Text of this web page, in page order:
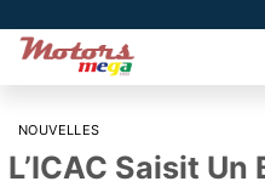
NOUVELLES
L’ICAC Saisit Un